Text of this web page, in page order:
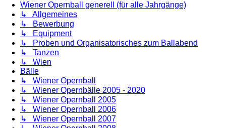
Wiener Opernball generell (für alle Jahrgänge)
↳ Allgemeines
↳ Bewerbung
↳ Equipment
↳ Proben und Organisatorisches zum Ballabend
↳ Tanzen
↳ Wien
Bälle
↳ Wiener Opernball
↳ Wiener Opernbälle 2005 - 2020
↳ Wiener Opernball 2005
↳ Wiener Opernball 2006
↳ Wiener Opernball 2007